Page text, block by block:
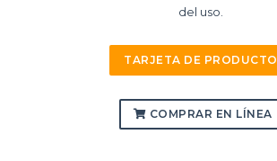
del uso.
TARJETA DE PRODUCTO
COMPRAR EN LÍNEA